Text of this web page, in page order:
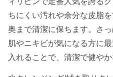
ちにくい汚れや余分な皮脂
奥まで清潔に保ちます。さ
肌やニキビが気になる方に
入れることで、清潔で健や